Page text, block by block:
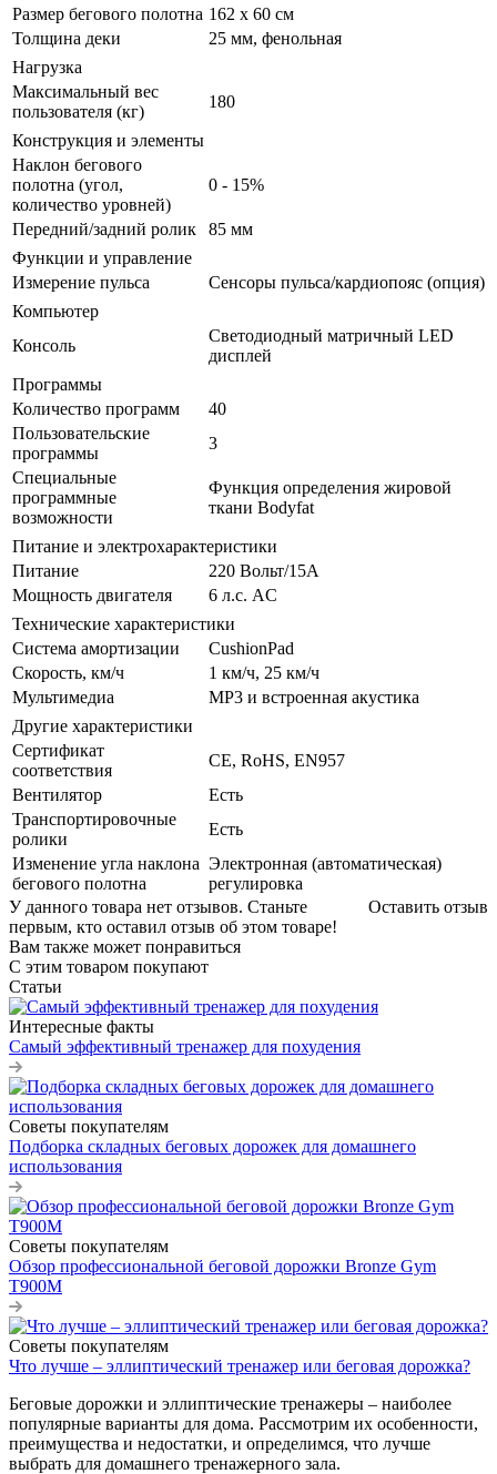
Размер бегового полотна 162 x 60 см
Толщина деки
25 мм, фенольная
Нагрузка
Максимальный вес
пользователя (кг)
180
Конструкция и элементы
Наклон бегового
полотна (угол,
количество уровней)
0 - 15%
Передний/задний ролик
85 мм
Функции и управление
Измерение пульса
Сенсоры пульса/кардиопояс (опция)
Компьютер
Консоль
Светодиодный матричный LED
дисплей
Программы
Количество программ
40
Пользовательские
программы
3
Специальные
программные
возможности
Функция определения жировой
ткани Bodyfat
Питание и электрохарактеристики
Питание
220 Вольт/15A
Мощность двигателя
6 л.с. AC
Технические характеристики
Система амортизации
CushionPad
Скорость, км/ч
1 км/ч, 25 км/ч
Мультимедиа
MP3 и встроенная акустика
Другие характеристики
Сертификат
соответствия
CE, RoHS, EN957
Вентилятор
Есть
Транспортировочные
ролики
Есть
Изменение угла наклона
бегового полотна
Электронная (автоматическая)
регулировка
Оставить отзыв
У данного товара нет отзывов. Станьте
первым, кто оставил отзыв об этом товаре!
Вам также может понравиться
С этим товаром покупают
Статьи
Интересные факты
Самый эффективный тренажер для похудения
Советы покупателям
Подборка складных беговых дорожек для домашнего
использования
Советы покупателям
Обзор профессиональной беговой дорожки Bronze Gym
T900M
Советы покупателям
Что лучше – эллиптический тренажер или беговая дорожка?
Беговые дорожки и эллиптические тренажеры – наиболее
популярные варианты для дома. Рассмотрим их особенности,
преимущества и недостатки, и определимся, что лучше
выбрать для домашнего тренажерного зала.